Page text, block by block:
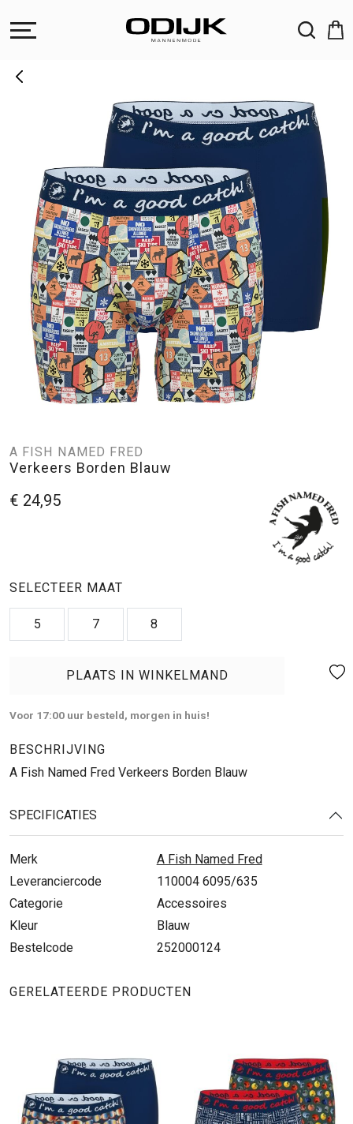
A FISH NAMED FRED
Verkeers Borden Blauw
€ 24,95
SELECTEER MAAT
5 7 8
PLAATS IN WINKELMAND
Voor 17:00 uur besteld, morgen in huis!
BESCHRIJVING
A Fish Named Fred Verkeers Borden Blauw
SPECIFICATIES
Merk
A Fish Named Fred
Leveranciercode
110004 6095/635
Categorie
Accessoires
Kleur
Blauw
Bestelcode
252000124
GERELATEERDE PRODUCTEN